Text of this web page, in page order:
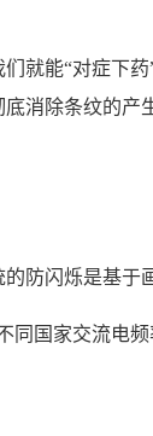
就能“对症下
消除条纹的产
防闪烁是基于
国家交流电频